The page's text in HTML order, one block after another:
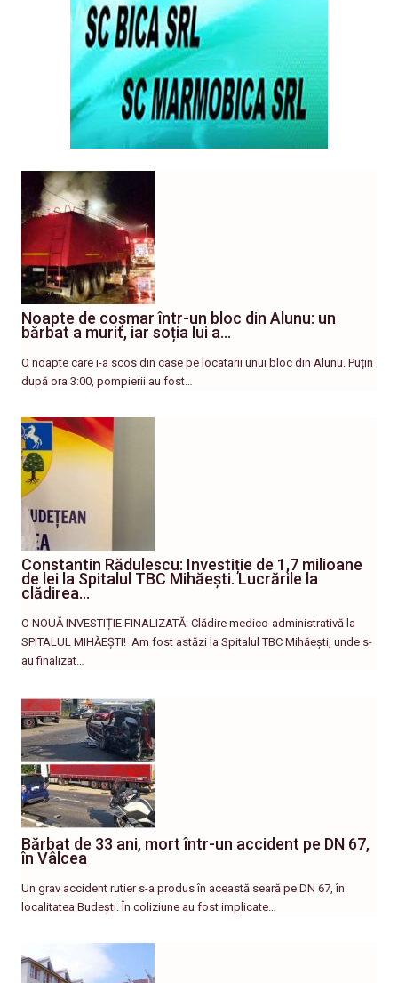
Noapte de coșmar într-un bloc din Alunu: un
bărbat a murit, iar soția lui a…
O noapte care i-a scos din case pe locatarii unui bloc din Alunu. Puțin
după ora 3:00, pompierii au fost…
Constantin Rădulescu: Investiție de 1,7 milioane
de lei la Spitalul TBC Mihăești. Lucrările la
clădirea…
O NOUĂ INVESTIȚIE FINALIZATĂ: Clădire medico-administrativă la
SPITALUL MIHĂEȘTI! ​ Am fost astăzi la Spitalul TBC Mihăești, unde s-
au finalizat…
Bărbat de 33 ani, mort într-un accident pe DN 67,
în Vâlcea
Un grav accident rutier s-a produs în această seară pe DN 67, în
localitatea Budești. În coliziune au fost implicate…